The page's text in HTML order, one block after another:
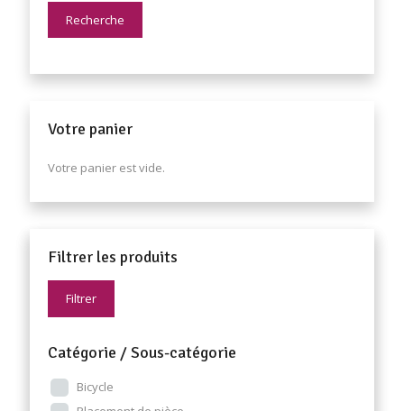
Recherche
Votre panier
Votre panier est vide.
Filtrer les produits
Filtrer
Catégorie / Sous-catégorie
Bicycle